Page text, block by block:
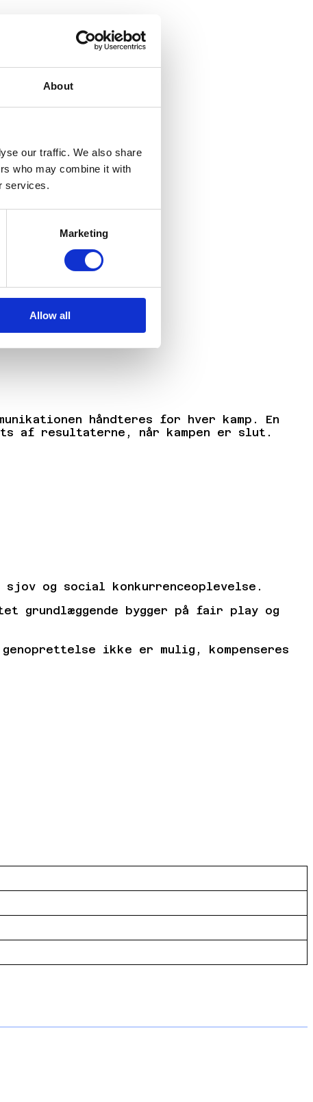
About
our traffic. We also share
who may combine it with
services.
Marketing
Allow all
håndteres for hver kamp. En
af resultaterne, når kampen er slut.
sjov og social konkurrenceoplevelse.
grundlæggende bygger på fair play og
ikke er mulig, kompenseres